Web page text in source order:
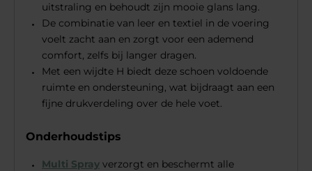
uitstraling en behoudt zijn mooie glans lang.
De combinatie van leer en textiel in de voering
voelt zacht aan en zorgt voor een ademend
comfort, zelfs bij langer dragen.
Met een wijdte H biedt deze schoen voldoende
ruimte en ondersteuning, wat bijdraagt aan een
fijne drukverdeling over de hele voet.
Onderhoudstips
Multi Spray verzorgt en beschermt alle